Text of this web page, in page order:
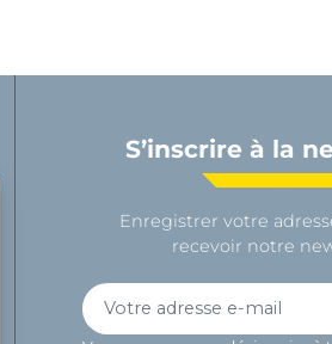
S’inscrire à la
Enregistrer votre
recevoir notre